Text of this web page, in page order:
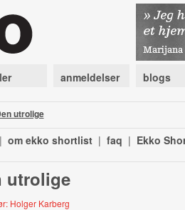
anmeldelser blogs
utrolige
| om ekko shortlist | faq | Ekko
utrolige
Holger Karberg